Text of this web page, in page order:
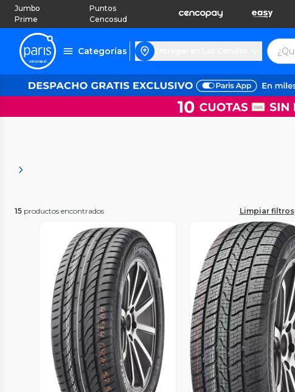
Jumbo
Prime
Puntos
Cencosud
Categorías
15 productos encontrados Limpiar filtros
Vista Previa
Vista Previa